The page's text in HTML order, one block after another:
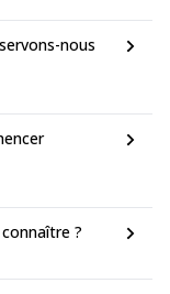
nous
?